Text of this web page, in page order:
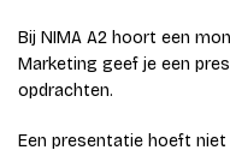
Bij NIMA A2 hoort een
Marketing geef je een
opdrachten.
Een presentatie hoeft